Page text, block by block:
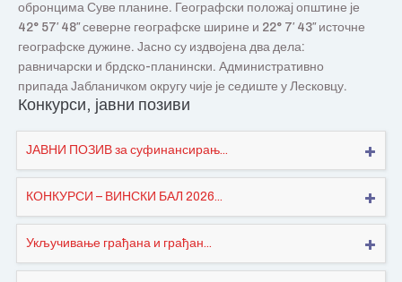
обронцима Суве планине. Географски положај општине је
42° 57′ 48″ северне географске ширине и 22° 7′ 43″ источне
географске дужине. Јасно су издвојена два дела:
равничарски и брдско-планински. Административно
припада Јабланичком округу чије је седиште у Лесковцу.
Конкурси, јавни позиви
ЈАВНИ ПОЗИВ за суфинансирањ...
КОНКУРСИ – ВИНСКИ БАЛ 2026...
Укључивање грађана и грађан...